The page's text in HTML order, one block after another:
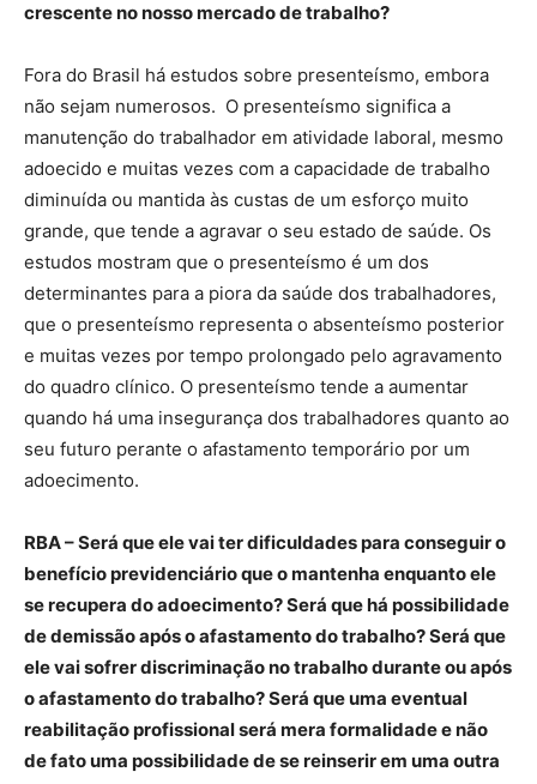
crescente no nosso mercado de trabalho?
Fora do Brasil há estudos sobre presenteísmo, embora
não sejam numerosos. O presenteísmo significa a
manutenção do trabalhador em atividade laboral, mesmo
adoecido e muitas vezes com a capacidade de trabalho
diminuída ou mantida às custas de um esforço muito
grande, que tende a agravar o seu estado de saúde. Os
estudos mostram que o presenteísmo é um dos
determinantes para a piora da saúde dos trabalhadores,
que o presenteísmo representa o absenteísmo posterior
e muitas vezes por tempo prolongado pelo agravamento
do quadro clínico. O presenteísmo tende a aumentar
quando há uma insegurança dos trabalhadores quanto ao
seu futuro perante o afastamento temporário por um
adoecimento.
RBA – Será que ele vai ter dificuldades para conseguir o
benefício previdenciário que o mantenha enquanto ele
se recupera do adoecimento? Será que há possibilidade
de demissão após o afastamento do trabalho? Será que
ele vai sofrer discriminação no trabalho durante ou após
o afastamento do trabalho? Será que uma eventual
reabilitação profissional será mera formalidade e não
de fato uma possibilidade de se reinserir em uma outra